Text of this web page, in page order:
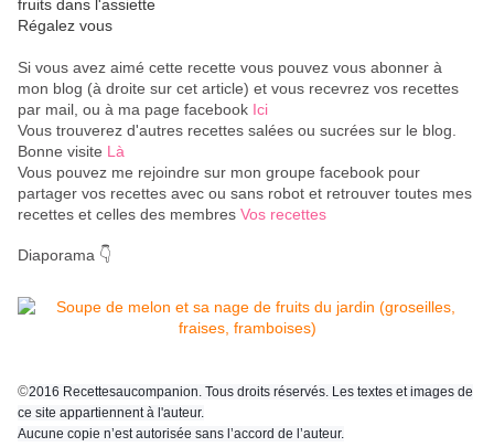
fruits dans l'assiette
Régalez vous
Si vous avez aimé cette recette vous pouvez vous abonner à
mon blog (à droite sur cet article) et vous recevrez vos recettes
par mail, ou à ma page facebook Ici
Vous trouverez d'autres recettes salées ou sucrées sur le blog.
Bonne visite Là
Vous pouvez me rejoindre sur mon groupe facebook pour
partager vos recettes avec ou sans robot et retrouver toutes mes
recettes et celles des membres Vos recettes
Diaporama 👇
©2016 Recettesaucompanion. Tous droits réservés. Les textes et images de
ce site appartiennent à l'auteur.
Aucune copie n’est autorisée sans l’accord de l’auteur.